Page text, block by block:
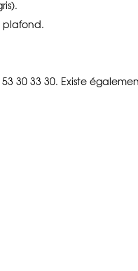
plafond.
30 33 30. Existe